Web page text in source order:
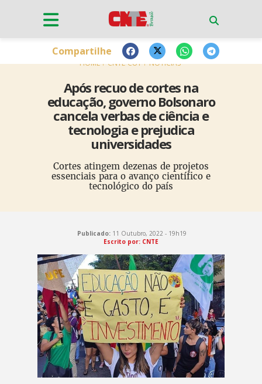
HOME CNTE-CUT NOTÍCIAS
Após recuo de cortes na
educação, governo Bolsonaro
cancela verbas de ciência e
tecnologia e prejudica
universidades
Cortes atingem dezenas de projetos
essenciais para o avanço científico e
tecnológico do país
Compartilhe
Publicado: 11 Outubro, 2022 - 19h19
Escrito por: CNTE